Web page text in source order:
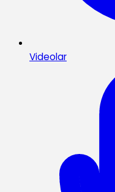
Videolar